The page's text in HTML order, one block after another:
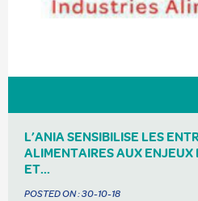
L’ANIA SENSIBILISE LES
ALIMENTAIRES AUX ENJEUX
ET...
POSTED ON :30-10-18